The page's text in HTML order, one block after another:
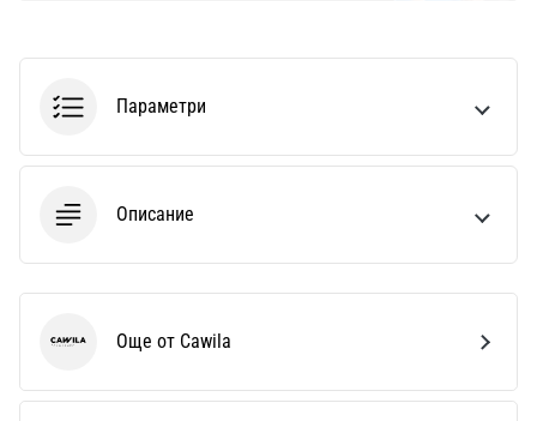
Параметри
Описание
Cawila Още от Cawila